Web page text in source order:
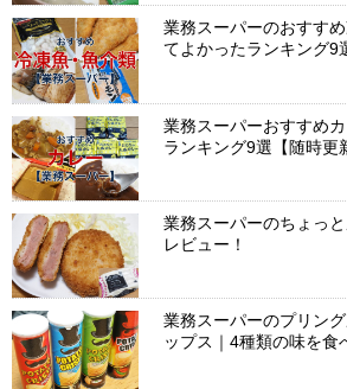
業務スーパーのおすす
てよかったランキング9
業務スーパーおすすめ
ランキング9選【随時更
業務スーパーのちょっ
レビュー！
業務スーパーのプリン
ップス｜4種類の味を食